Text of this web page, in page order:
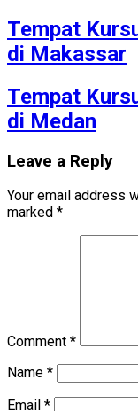
Tempat
di Makassar
Tempat
di Medan
Leave a Reply
Your email address
marked *
Comment *
Name *
Email *